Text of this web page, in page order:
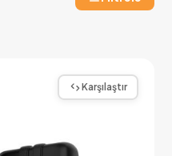
Karşılaştır